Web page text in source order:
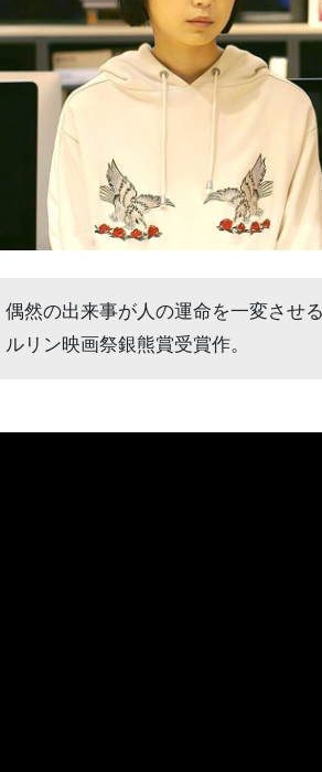
偶然の出来事が人の運命を一変させ
ルリン映画祭銀熊賞受賞作。